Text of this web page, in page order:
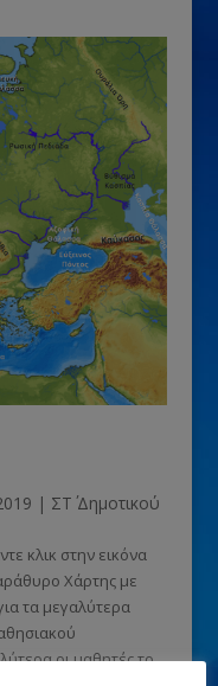
| ΣΤ΄ Δημοτικού
κλικ στην εικόνα
Χάρτης με
τα μεγαλύτερα
οι μαθητές το